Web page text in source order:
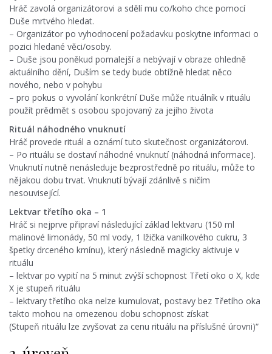
Hráč zavolá organizátorovi a sdělí mu co/koho chce pomocí
Duše mrtvého hledat.
– Organizátor po vyhodnocení požadavku poskytne informaci o
pozici hledané věci/osoby.
– Duše jsou poněkud pomalejší a nebývají v obraze ohledně
aktuálního dění, Duším se tedy bude obtížně hledat něco
nového, nebo v pohybu
– pro pokus o vyvolání konkrétní Duše může rituálník v rituálu
použít prědmět s osobou spojovaný za jejího života
Rituál náhodného vnuknutí
Hráč provede rituál a oznámí tuto skutečnost organizátorovi.
– Po rituálu se dostaví náhodné vnuknutí (náhodná informace).
Vnuknutí nutně nenásleduje bezprostředně po rituálu, může to
nějakou dobu trvat. Vnuknutí bývají zdánlivě s ničím
nesouvisející.
Lektvar třetího oka – 1
Hráč si nejprve připraví následující základ lektvaru (150 ml
malinové limonády, 50 ml vody, 1 lžička vanilkového cukru, 3
špetky drceného kmínu), který následně magicky aktivuje v
rituálu
– lektvar po vypití na 5 minut zvýší schopnost Třetí oko o X, kde
X je stupeň rituálu
– lektvary třetího oka nelze kumulovat, postavy bez Třetího oka
takto mohou na omezenou dobu schopnost získat
(Stupeň rituálu lze zvyšovat za cenu rituálu na příslušné úrovni)“